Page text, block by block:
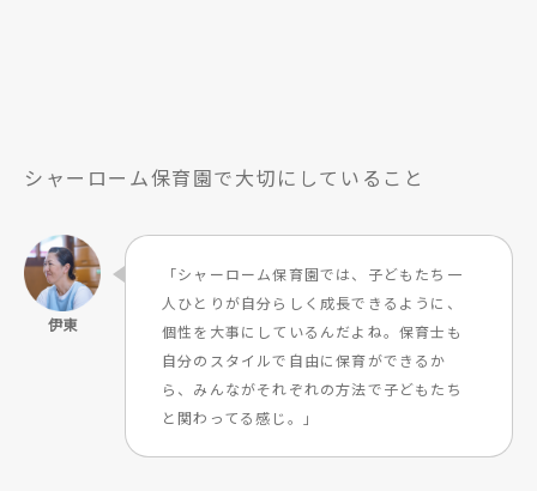
シャーローム保育園で大切にしていること
「シャーローム保育園では、子どもたち一
人ひとりが自分らしく成長できるように、
個性を大事にしているんだよね。保育士も
自分のスタイルで自由に保育ができるか
ら、みんながそれぞれの方法で子どもたち
と関わってる感じ。」